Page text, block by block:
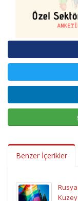
Benzer İçerikler
Kuzey